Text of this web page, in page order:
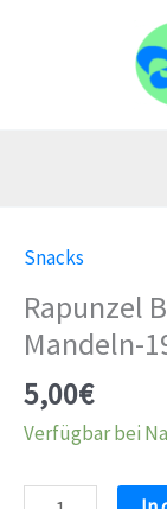
Snacks
Rapunzel
Mandeln-
5,00€
Verfügbar bei
Rapunzel